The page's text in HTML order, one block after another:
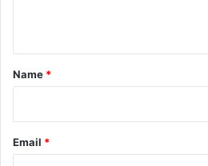
*
Name *
Email *